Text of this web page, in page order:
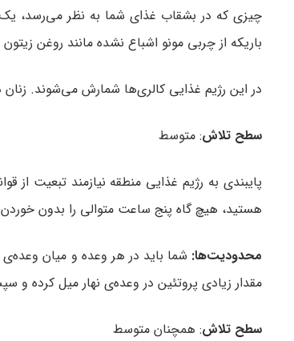
چیزی که در بشقاب غذای شما به نظر می‌رسد،
باریکه از چربی مونو اشباع نشده مانند روغن
در این رژیم غذایی کالری‌ها شمارش می‌شوند. زنان در طول روز 1200 کالری دریافت می‌کنند. برای مردان
سطح تلاش: متوسط
پایبندی به رژیم غذایی منطقه نیازمند
هستید، هیچ‌ گاه پنج ساعت متوالی را بدون
محدودیت‌ها:
مقدار زیادی پروتئین در وعده‌ی نهار میل کرده و
سطح تلاش: همچنان متوسط